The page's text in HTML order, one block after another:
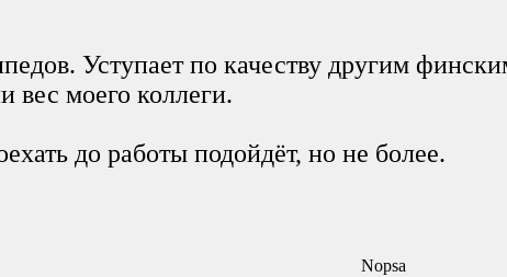
Уступает по качеству другим
вес моего коллеги.
до работы подойдёт, но не более.
Nopsa